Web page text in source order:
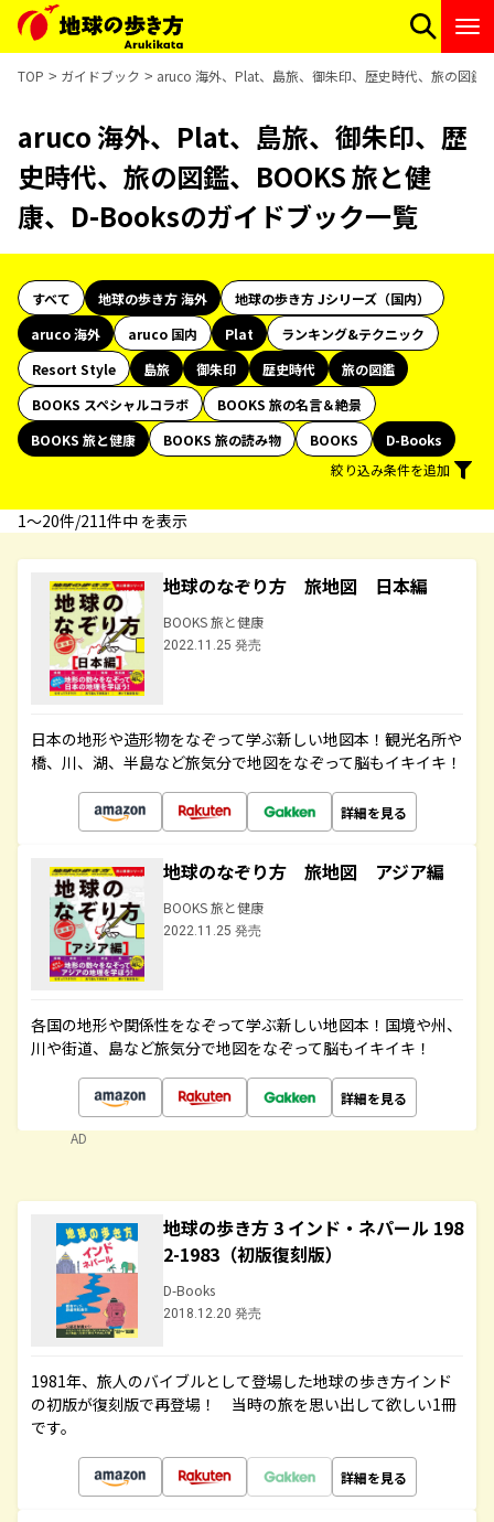
TOP ガイドブック aruco 海外、Plat、島旅、御朱印、歴史時代、旅の図鑑
aruco 海外、Plat、島旅、御朱印、歴
史時代、旅の図鑑、BOOKS 旅と健
康、D-Booksのガイドブック一覧
すべて 地球の歩き方 海外
地球の歩き方 Jシリーズ（国内）
aruco 海外
aruco 国内 Plat
ランキング&テクニック
Resort Style
島旅 御朱印 歴史時代
旅の図鑑
BOOKS スペシャルコラボ
BOOKS 旅の名言＆絶景
BOOKS 旅と健康
BOOKS 旅の読み物 BOOKS
D-Books
絞り込み条件を追加
1〜20件/211件中 を表示
地球のなぞり方 旅地図 日本編
BOOKS 旅と健康
2022.11.25 発売
日本の地形や造形物をなぞって学ぶ新しい地図本！観光名所や
橋、川、湖、半島など旅気分で地図をなぞって脳もイキイキ！
詳細を見る
地球のなぞり方 旅地図 アジア編
BOOKS 旅と健康
2022.11.25 発売
各国の地形や関係性をなぞって学ぶ新しい地図本！国境や州、
川や街道、島など旅気分で地図をなぞって脳もイキイキ！
詳細を見る
AD
地球の歩き方 3 インド・ネパール 198
2-1983（初版復刻版）
D-Books
2018.12.20 発売
1981年、旅人のバイブルとして登場した地球の歩き方インド
の初版が復刻版で再登場！ 当時の旅を思い出して欲しい1冊
です。
詳細を見る